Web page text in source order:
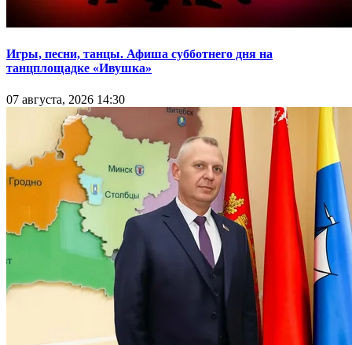
Игры, песни, танцы. Афиша субботнего дня на
танцплощадке «Ивушка»
07 августа, 2026 14:30